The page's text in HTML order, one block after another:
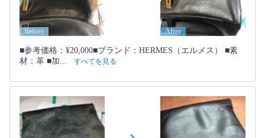
Before After
■参考価格：¥20,000■ブランド：HERMES（エルメス） ■素
材：革 ■加...
すべてを見る